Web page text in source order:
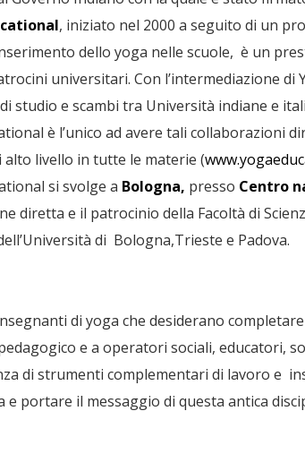
, iniziato nel 2000 a seguito di un
dello yoga nelle scuole, è un
universitari. Con l’intermediazione di
studio e scambi tra Università indiane e
è l’unico ad avere tali collaborazioni
alto livello in tutte le materie (
si svolge a Bologna, presso Centro
diretta e il patrocinio della Facoltà di
di Bologna,Trieste e Padova.
di yoga che desiderano
e a operatori sociali, educatori,
di strumenti complementari di lavoro e
portare il messaggio di questa antica